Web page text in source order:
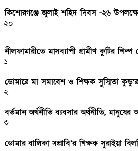
কিশোরগঞ্জে জুলাই শহিদ দিবস -২৬
২০
নীলফামারীতে মাসব্যাপী গ্রামীণ কুটির
১
ডোমারে মা সমাবেশ ও শিক্ষক সুস্মিতা কুন্ডু’র
২
বর্তমান অর্থনীতি ব্যবসার অর্থনীতি,
৩
ডোমার বালিকা সপ্রাবি’র শিক্ষক সুরাইয়া